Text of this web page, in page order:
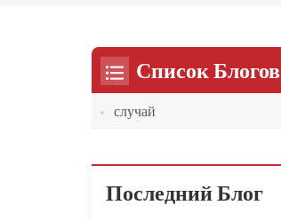
Список Блогов
случай
Последний Блог